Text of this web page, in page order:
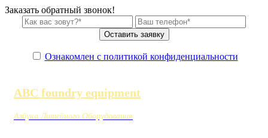
Заказать обратный звонок!
Ознакомлен с политикой конфиденциальности
ABC foundry equipment
Азбука Литейного Оборудования